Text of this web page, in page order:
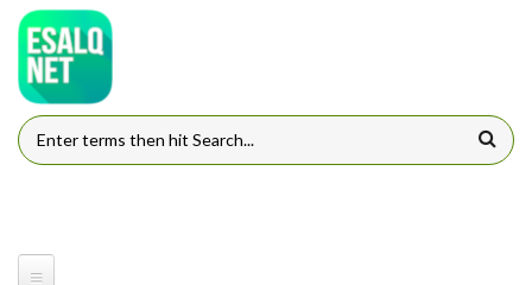
Pular para o conteúdo principal
FORMULÁRIO DE BUSCA